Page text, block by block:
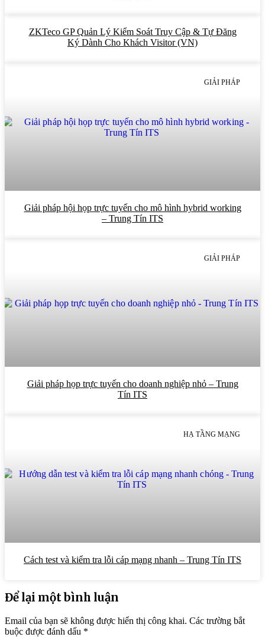
ZKTeco GP Quản Lý Kiểm Soát Truy Cập & Tự Đăng
Ký Dành Cho Khách Visitor (VN)
GIẢI PHÁP
Giải pháp hội họp trực tuyến cho mô hình hybrid working
– Trung Tín ITS
GIẢI PHÁP
Giải pháp họp trực tuyến cho doanh nghiệp nhỏ – Trung
Tín ITS
HẠ TẦNG MẠNG
Cách test và kiểm tra lỗi cáp mạng nhanh – Trung Tín ITS
Để lại một bình luận
Email của bạn sẽ không được hiển thị công khai. Các trường bắt
buộc được đánh dấu *